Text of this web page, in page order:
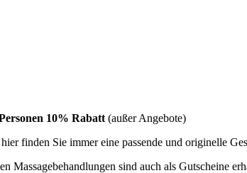
10% Rabatt (außer Angebote)
finden Sie immer eine passende und originelle
Massagebehandlungen sind auch als Gutscheine